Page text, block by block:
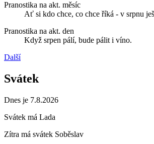
Pranostika na akt. měsíc
Ať si kdo chce, co chce říká - v srpnu
Pranostika na akt. den
Když srpen pálí, bude pálit i víno.
Další
Svátek
Dnes je 7.8.2026
Svátek má Lada
Zítra má svátek Soběslav